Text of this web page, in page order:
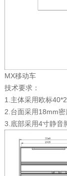
MX移动车
技术要求：
1.主体采用欧标
2.台面采用18mm密
3.底部采用4寸静音